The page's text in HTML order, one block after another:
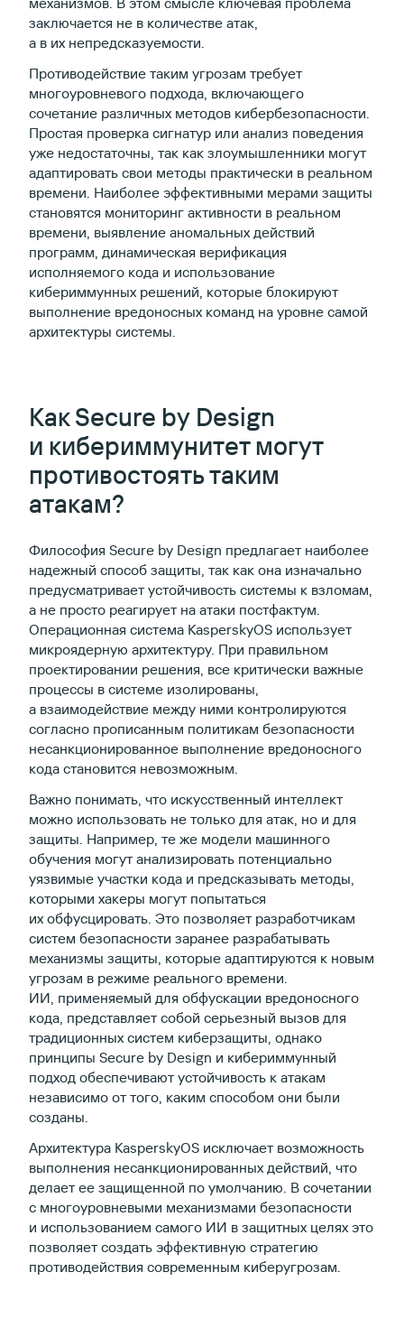
заключается не в количестве атак,
а в их непредсказуемости.
Противодействие таким угрозам требует
многоуровневого подхода, включающего
сочетание различных методов кибербезопасности.
Простая проверка сигнатур или анализ поведения
уже недостаточны, так как злоумышленники могут
адаптировать свои методы практически в реальном
времени. Наиболее эффективными мерами защиты
становятся мониторинг активности в реальном
времени, выявление аномальных действий
программ, динамическая верификация
исполняемого кода и использование
кибериммунных решений, которые блокируют
выполнение вредоносных команд на уровне самой
архитектуры системы.
Как Secure by Design
и кибериммунитет могут
противостоять таким
атакам?
Философия Secure by Design предлагает наиболее
надежный способ защиты, так как она изначально
предусматривает устойчивость системы к взломам,
а не просто реагирует на атаки постфактум.
Операционная система KasperskyOS использует
микроядерную архитектуру. При правильном
проектировании решения, все критически важные
процессы в системе изолированы,
а взаимодействие между ними контролируются
согласно прописанным политикам безопасности
несанкционированное выполнение вредоносного
кода становится невозможным.
Важно понимать, что искусственный интеллект
можно использовать не только для атак, но и для
защиты. Например, те же модели машинного
обучения могут анализировать потенциально
уязвимые участки кода и предсказывать методы,
которыми хакеры могут попытаться
их обфусцировать. Это позволяет разработчикам
систем безопасности заранее разрабатывать
механизмы защиты, которые адаптируются к новым
угрозам в режиме реального времени.
ИИ, применяемый для обфускации вредоносного
кода, представляет собой серьезный вызов для
традиционных систем киберзащиты, однако
принципы Secure by Design и кибериммунный
подход обеспечивают устойчивость к атакам
независимо от того, каким способом они были
созданы.
Архитектура KasperskyOS исключает возможность
выполнения несанкционированных действий, что
делает ее защищенной по умолчанию. В сочетании
с многоуровневыми механизмами безопасности
и использованием самого ИИ в защитных целях это
позволяет создать эффективную стратегию
противодействия современным киберугрозам.